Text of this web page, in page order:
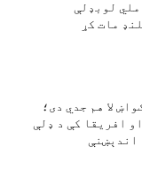
لوبډلې
مات کړ
لا هم جدي دی؛
افریقا کې د ډلې
اندېښنې